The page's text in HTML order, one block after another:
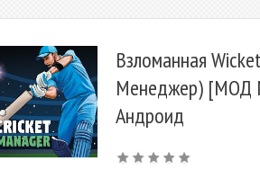
Взломанная
Менеджер) [МОД
Андроид